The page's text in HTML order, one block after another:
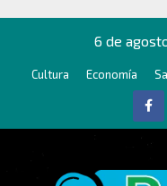
contenido
6 de
Cultura Economía